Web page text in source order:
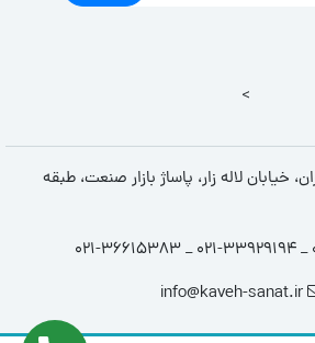
>
خیابان لاله زار، پاساژ بازار صنعت، طبقه
info@kaveh-sanat.ir